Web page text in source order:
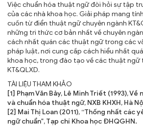
Việc chuẩn hóa thuật ngữ đòi hỏi sự tập
của các nhà khoa học. Giải pháp mang
cuốn từ điển thuật ngữ chuyên ngành
những tri thức cơ bản nhất về chuyên
cách nhất quán các thuật ngữ trong các
pháp luật, nơi cung cấp cách hiểu nhất
khoa học, trong đào tạo về các thuật ngữ
KT&QLXD.
TÀI LIỆU THAM KHẢO
[1] Phạm Văn Bảy, Lê Minh Triết (1993),
và chuẩn hóa thuật ngữ, NXB KHXH, Hà
[2] Mai Thị Loan (2011), “Thống nhất các
ngữ chuẩn”, Tạp chí Khoa học ĐHQGHN.